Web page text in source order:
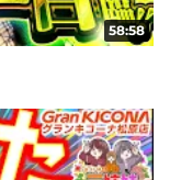
58:58